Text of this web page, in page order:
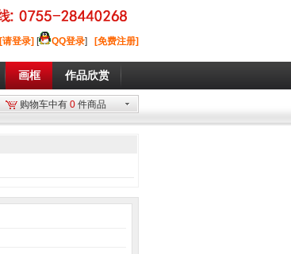
[请登录] [ QQ登录] [免费注册]
画框 作品欣赏
购物车中有 0 件商品